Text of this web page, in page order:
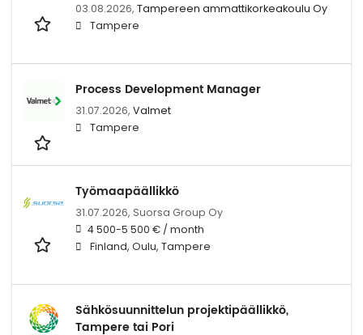
03.08.2026, Tampereen ammattikorkeakoulu Oy
Tampere
Process Development Manager
31.07.2026, Valmet
Tampere
Työmaapäällikkö
31.07.2026, Suorsa Group Oy
4 500-5 500 € / month
Finland, Oulu, Tampere
Sähkösuunnittelun projektipäällikkö,
Tampere tai Pori